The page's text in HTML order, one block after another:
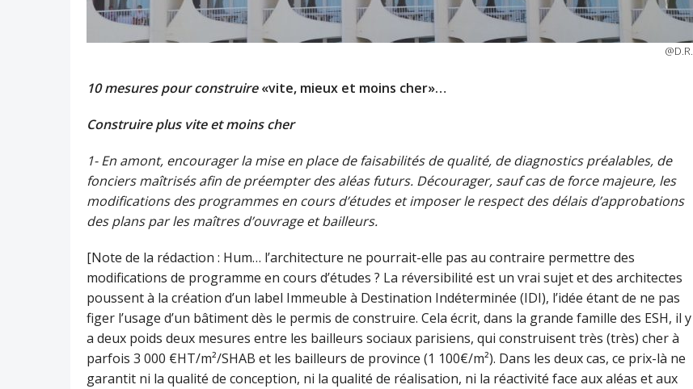
@D.R.
10 mesures pour construire«vite, mieux et moins cher»…
Construire plus vite et moins cher
1- En amont, encourager la mise en place de faisabilités de qualité, de diagnostics préalables, de
fonciers maîtrisés afin de préempter des aléas futurs. Décourager, sauf cas de force majeure, les
modifications des programmes en cours d’études et imposer le respect des délais d’approbations
des plans par les maîtres d’ouvrage et bailleurs.
[Note de la rédaction : Hum… l’architecture ne pourrait-elle pas au contraire permettre des
modifications de programme en cours d’études ? La réversibilité est un vrai sujet et des architectes
poussent à la création d’un label Immeuble à Destination Indéterminée (IDI), l’idée étant de ne pas
figer l’usage d’un bâtiment dès le permis de construire. Cela écrit, dans la grande famille des ESH, il y
a deux poids deux mesures entre les bailleurs sociaux parisiens, qui construisent très (très) cher à
parfois 3 000 €HT/m²/SHAB et les bailleurs de province (1 100€/m²). Dans les deux cas, ce prix-là ne
garantit ni la qualité de conception, ni la qualité de réalisation, ni la réactivité face aux aléas et aux